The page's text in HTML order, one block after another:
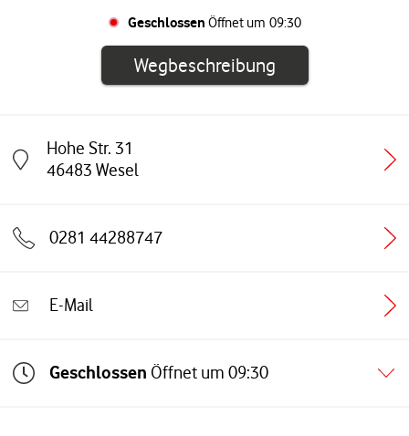
Geschlossen Öffnet um 09:30
WegbeschreibungLink öffnet in
Hohe Str. 31
46483 Wesel
Link öffnet in einem neuen Tab
0281 44288747
E-Mail
Geschlossen Öffnet um 09:30